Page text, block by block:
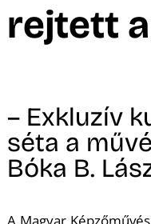
rejtett
– Exkluzív
séta a
Bóka B.